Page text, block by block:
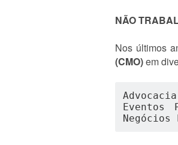
NÃO
Nos últimos
(CMO)em